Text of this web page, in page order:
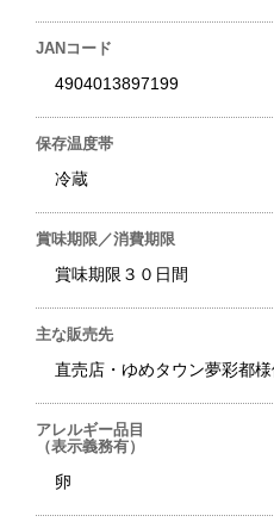
JANコード
4904013897199
保存温度帯
冷蔵
賞味期限／消費期限
賞味期限３０日間
主な販売先
直売店・ゆめタウン夢彩都
アレルギー品目
（表示義務有）
卵